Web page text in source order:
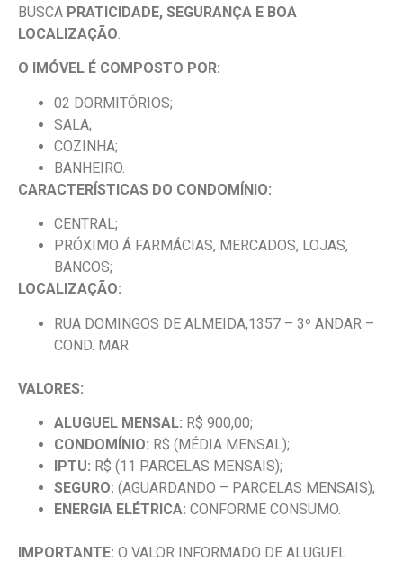
BUSCA PRATICIDADE, SEGURANÇA E BOA
LOCALIZAÇÃO.
O IMÓVEL É COMPOSTO POR:
02 DORMITÓRIOS;
SALA;
COZINHA;
BANHEIRO.
CARACTERÍSTICAS DO CONDOMÍNIO:
CENTRAL;
PRÓXIMO Á FARMÁCIAS, MERCADOS, LOJAS,
BANCOS;
LOCALIZAÇÃO:
RUA DOMINGOS DE ALMEIDA,1357 – 3º ANDAR –
COND. MAR
VALORES:
ALUGUEL MENSAL: R$ 900,00;
CONDOMÍNIO: R$ (MÉDIA MENSAL);
IPTU: R$ (11 PARCELAS MENSAIS);
SEGURO: (AGUARDANDO – PARCELAS MENSAIS);
ENERGIA ELÉTRICA: CONFORME CONSUMO.
IMPORTANTE: O VALOR INFORMADO DE ALUGUEL